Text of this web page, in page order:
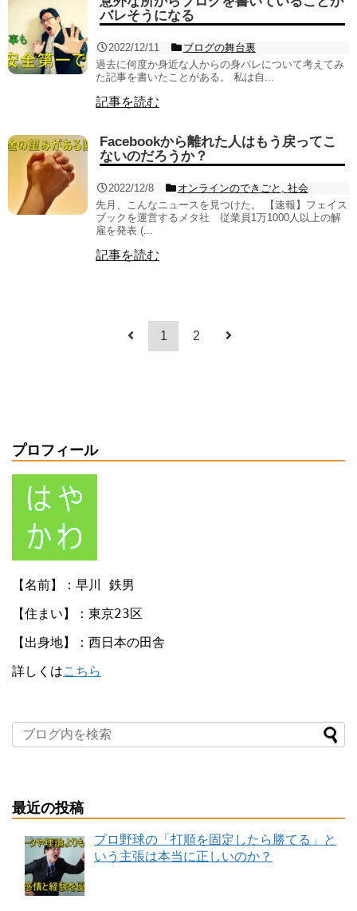
バレそうになる
2022/12/11
ブログの舞台裏
過去に何度か身近な人からの身バレについて考えてみ
た記事を書いたことがある。 私は自...
記事を読む
Facebookから離れた人はもう戻ってこ
ないのだろうか？
2022/12/8 オンラインのできごと
社会
先月、こんなニュースを見つけた。 【速報】フェイス
ブックを運営するメタ社 従業員1万1000人以上の解
雇を発表 (...
記事を読む
1 2
プロフィール
【名前】：早川 鉄男
【住まい】：東京23区
【出身地】：西日本の田舎
詳しくはこちら
最近の投稿
プロ野球の「打順を固定したら勝てる」と
いう主張は本当に正しいのか？